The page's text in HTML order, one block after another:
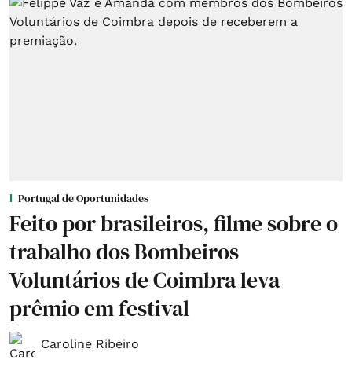
Portugal de Oportunidades
Feito por brasileiros, filme sobre o
trabalho dos Bombeiros
Voluntários de Coimbra leva
prêmio em festival
Caroline Ribeiro